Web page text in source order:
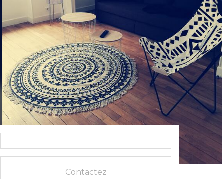
Contactez